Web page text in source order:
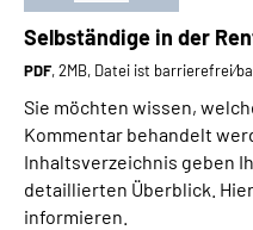
Selbständige in der
PDF, 2MB, Datei ist
Sie möchten wissen,
Kommentar behandelt
Inhaltsverzeichnis geben
detaillierten Überblick.
informieren.